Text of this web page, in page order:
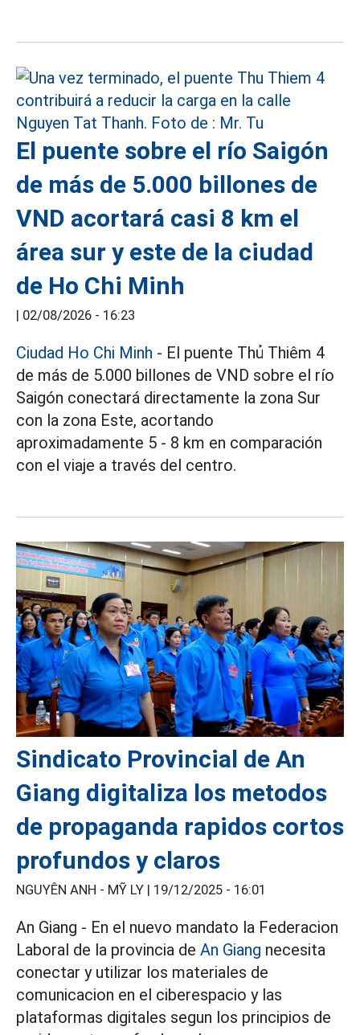
El puente sobre el río Saigón
de más de 5.000 billones de
VND acortará casi 8 km el
área sur y este de la ciudad
de Ho Chi Minh
| 02/08/2026 - 16:23
Ciudad Ho Chi Minh - El puente Thủ Thiêm 4
de más de 5.000 billones de VND sobre el río
Saigón conectará directamente la zona Sur
con la zona Este, acortando
aproximadamente 5 - 8 km en comparación
con el viaje a través del centro.
Sindicato Provincial de An
Giang digitaliza los metodos
de propaganda rapidos cortos
profundos y claros
NGUYÊN ANH - MỸ LY | 19/12/2025 - 16:01
An Giang - En el nuevo mandato la Federacion
Laboral de la provincia de An Giang necesita
conectar y utilizar los materiales de
comunicacion en el ciberespacio y las
plataformas digitales segun los principios de